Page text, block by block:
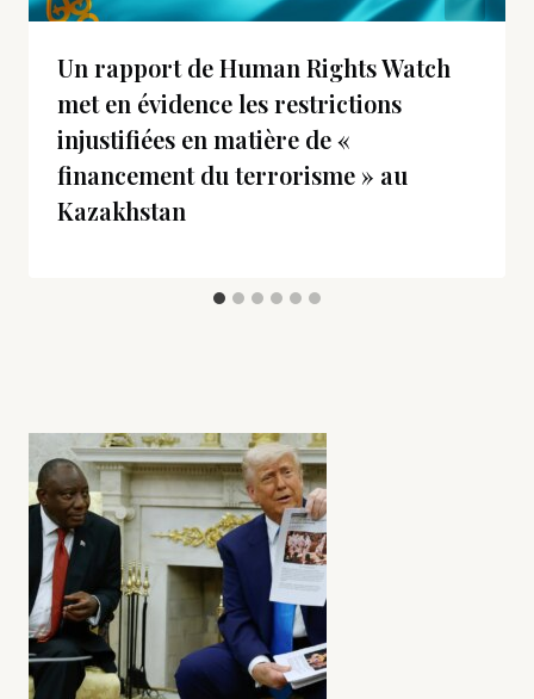
Un rapport de Human Rights Watch
met en évidence les restrictions
injustifiées en matière de «
financement du terrorisme » au
Kazakhstan